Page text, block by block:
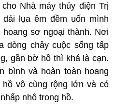
Nhà máy thủy điện Trị
lụa êm đềm uốn mình
sơ ngoại thành. Nơi
dòng chảy cuộc sống tấp
gần bờ hồ thì khá là cạn.
bình và hoàn toàn hoang
vô cùng rộng lớn và có
nhô trong hồ.